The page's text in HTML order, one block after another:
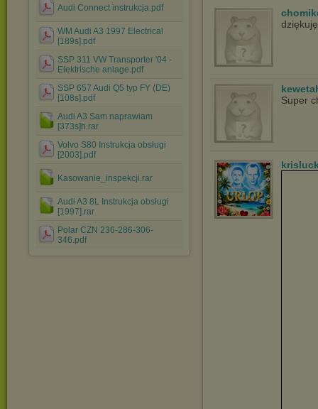
Audi Connect instrukcja.pdf
WM Audi A3 1997 Electrical
[189s].pdf
SSP 311 VW Transporter '04 -
Elektrische anlage.pdf
SSP 657 Audi Q5 typ FY (DE)
[108s].pdf
Audi A3 Sam naprawiam
[373s]h.rar
Volvo S80 Instrukcja obsługi
[2003].pdf
Kasowanie_inspekcji.rar
Audi A3 8L Instrukcja obsługi
[1997].rar
Polar CZN 236-286-306-
346.pdf
Super